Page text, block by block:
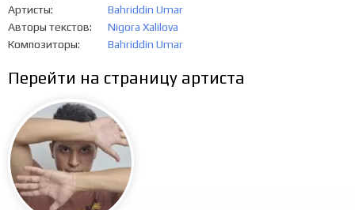
Артисты
Bahriddin Umar
Авторы текстов
Nigora Xalilova
Композиторы
Bahriddin Umar
Перейти на страницу артиста